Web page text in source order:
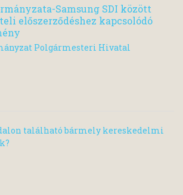
Samsung SDI között
előszerződéshez kapcsolódó
Polgármesteri Hivatal
található bármely kereskedelmi